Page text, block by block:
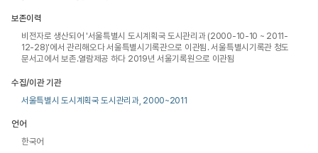
보존이력
비전자로 생산되어 '서울특별시 도시계획국 도시관리과 (2000-10-10 ~ 2011-
12-28)'에서 관리해오다 서울특별시기록관으로 이관됨. 서울특별시기록관 청도
문서고에서 보존.열람제공 하다 2019년 서울기록원으로 이관됨
수집/이관 기관
서울특별시 도시계획국 도시관리과, 2000~2011
언어
한국어